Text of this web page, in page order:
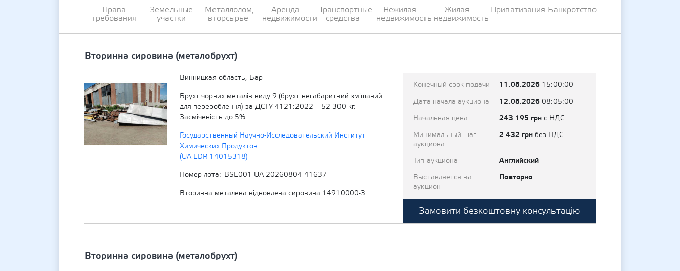
Права
требования
Земельные
участки
Металлолом,
вторсырье
Аренда
недвижимости
Транспортные
средства
Нежилая
недвижимость
Жилая
недвижимость
Приватизация Банкротство
Вторинна сировина (металобрухт)
Винницкая область, Бар
Брухт чорних металів виду 9 (брухт негабаритний змішаний
для перероблення) за ДСТУ 4121:2022 – 52 300 кг.
Засміченість до 5%.
Государственный Научно-Исследовательский Институт
Химических Продуктов
(UA-EDR 14015318)
Номер лота
BSE001-UA-20260804-41637
Вторинна металева відновлена сировина 14910000-3
Конечный срок подачи 11.08.2026 15:00:00
Дата начала аукциона
12.08.2026 08:05:00
Начальная цена
243 195 грн с НДС
Минимальный шаг
аукциона
2 432 грн без НДС
Тип аукциона Английский
Выставляется на
аукцион
Повторно
Замовити безкоштовну консультацію
Вторинна сировина (металобрухт)